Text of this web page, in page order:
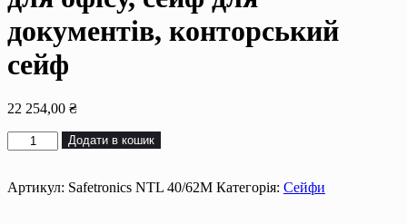
документiв, конторський
сейф
22 254,00 ₴
Офісний
сейф
офiсний
Додати в кошик
Артикул: Safetronics NTL 40/62M Категорія: Сейфи